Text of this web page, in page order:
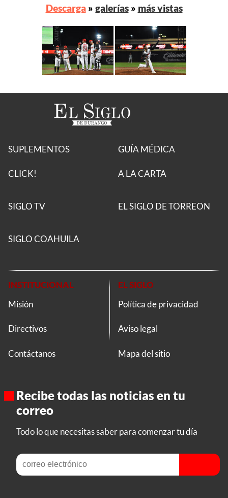
Descarga» galerías» más vistas
SUPLEMENTOS
CLICK!
GUÍA MÉDICA
A LA CARTA
SIGLO TV EL SIGLO DE TORREON
SIGLO COAHUILA
INSTITUCIONAL
Misión
Directivos
Contáctanos
EL SIGLO
Política de privacidad
Aviso legal
Mapa del sitio
Recibe todas las noticias en tu
correo
Todo lo que necesitas saber para comenzar tu día